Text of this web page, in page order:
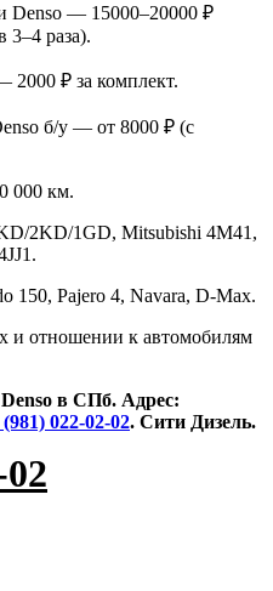
Denso — 15000–20000 ₽
3–4 раза).
₽ за комплект.
б/у — от 8000 ₽ (с
000 км.
2KD/1GD, Mitsubishi 4M41,
150, Pajero 4, Navara, D-Max.
и отношении к автомобилям
в СПб. Адрес:
022-02-02. Сити Дизель.